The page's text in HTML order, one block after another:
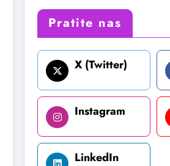
Pratite nas
X (Twitter)
Instagram
LinkedIn